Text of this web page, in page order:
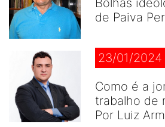
de Paiva
23/01/2024
Como é a
trabalho de
Por Luiz